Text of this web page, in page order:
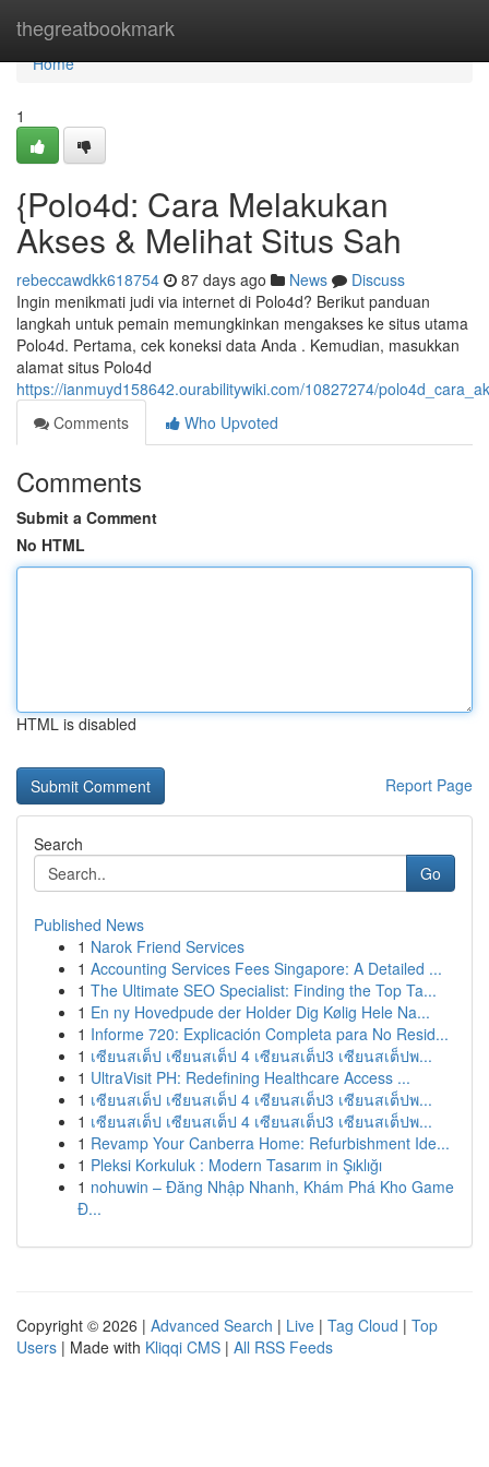
thegreatbookmark
Home
Home
1
{Polo4d: Cara Melakukan
Akses & Melihat Situs Sah
rebeccawdkk618754 87 days ago News
Discuss
Ingin menikmati judi via internet di Polo4d? Berikut panduan
langkah untuk pemain memungkinkan mengakses ke situs utama
Polo4d. Pertama, cek koneksi data Anda . Kemudian, masukkan
alamat situs Polo4d
https://ianmuyd158642.ourabilitywiki.com/10827274/
Comments
Who Upvoted
Comments
Submit a Comment
No HTML
HTML is disabled
Report Page
Search
Go
Published News
1 Narok Friend Services
1 Accounting Services Fees Singapore: A Detailed ...
1 The Ultimate SEO Specialist: Finding the Top Ta...
1 En ny Hovedpude der Holder Dig Kølig Hele Na...
1 Informe 720: Explicación Completa para No Resid...
1 เซียนสเต็ป เซียนสเต็ป 4 เซียนสเต็ป3 เซียนสเต็ปพ...
1 UltraVisit PH: Redefining Healthcare Access ...
1 เซียนสเต็ป เซียนสเต็ป 4 เซียนสเต็ป3 เซียนสเต็ปพ...
1 เซียนสเต็ป เซียนสเต็ป 4 เซียนสเต็ป3 เซียนสเต็ปพ...
1 Revamp Your Canberra Home: Refurbishment Ide...
1 Pleksi Korkuluk : Modern Tasarım in Şıklığı
1 nohuwin – Đăng Nhập Nhanh, Khám Phá Kho Game
Đ...
Copyright © 2026 | Advanced Search | Live | Tag Cloud | Top
Users | Made with Kliqqi CMS | All RSS Feeds